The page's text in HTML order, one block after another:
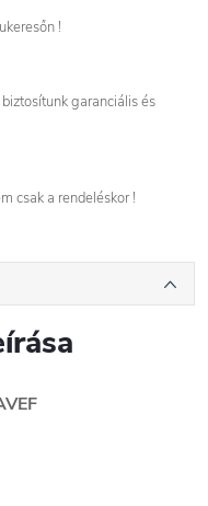
!
garanciális és
csak a rendeléskor !